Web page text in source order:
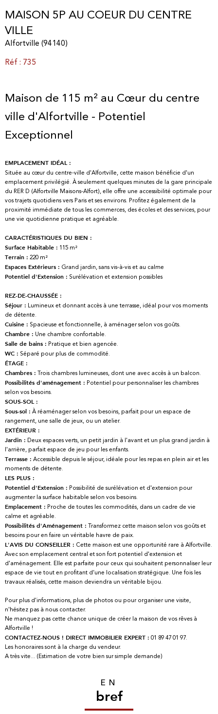
MAISON 5P AU COEUR DU CENTRE
VILLE
Alfortville (94140)
Réf : 735
Maison de 115 m² au Cœur du centre
ville d'Alfortville - Potentiel
Exceptionnel
EMPLACEMENT IDÉAL :
Située au cœur du centre-ville d'Alfortville, cette maison bénéficie d'un
emplacement privilégié. À seulement quelques minutes de la gare principale
du RER D (Alfortville Maisons-Alfort), elle offre une accessibilité optimale pour
vos trajets quotidiens vers Paris et ses environs. Profitez également de la
proximité immédiate de tous les commerces, des écoles et des services, pour
une vie quotidienne pratique et agréable.
CARACTÉRISTIQUES DU BIEN :
Surface Habitable : 115 m²
Terrain : 220 m²
Espaces Extérieurs : Grand jardin, sans vis-à-vis et au calme
Potentiel d'Extension : Surélévation et extension possibles
REZ-DE-CHAUSSÉE :
Séjour : Lumineux et donnant accès à une terrasse, idéal pour vos moments
de détente.
Cuisine : Spacieuse et fonctionnelle, à aménager selon vos goûts.
Chambre : Une chambre confortable.
Salle de bains : Pratique et bien agencée.
WC : Séparé pour plus de commodité.
ÉTAGE :
Chambres : Trois chambres lumineuses, dont une avec accès à un balcon.
Possibilités d'aménagement : Potentiel pour personnaliser les chambres
selon vos besoins.
SOUS-SOL :
Sous-sol : À réaménager selon vos besoins, parfait pour un espace de
rangement, une salle de jeux, ou un atelier.
EXTÉRIEUR :
Jardin : Deux espaces verts, un petit jardin à l'avant et un plus grand jardin à
l'arrière, parfait espace de jeu pour les enfants.
Terrasse : Accessible depuis le séjour, idéale pour les repas en plein air et les
moments de détente.
LES PLUS :
Potentiel d'Extension : Possibilité de surélévation et d'extension pour
augmenter la surface habitable selon vos besoins.
Emplacement : Proche de toutes les commodités, dans un cadre de vie
calme et agréable.
Possibilités d'Aménagement : Transformez cette maison selon vos goûts et
besoins pour en faire un véritable havre de paix.
L'AVIS DU CONSEILLER : Cette maison est une opportunité rare à Alfortville.
Avec son emplacement central et son fort potentiel d'extension et
d'aménagement. Elle est parfaite pour ceux qui souhaitent personnaliser leur
espace de vie tout en profitant d’une localisation stratégique. Une fois les
travaux réalisés, cette maison deviendra un véritable bijou.
Pour plus d'informations, plus de photos ou pour organiser une visite,
n'hésitez pas à nous contacter.
Ne manquez pas cette chance unique de créer la maison de vos rêves à
Alfortville !
CONTACTEZ-NOUS ! DIRECT IMMOBILIER EXPERT : 01 89 47 01 97.
Les honoraires sont à la charge du vendeur.
A très vite... (Estimation de votre bien sur simple demande)
EN
bref